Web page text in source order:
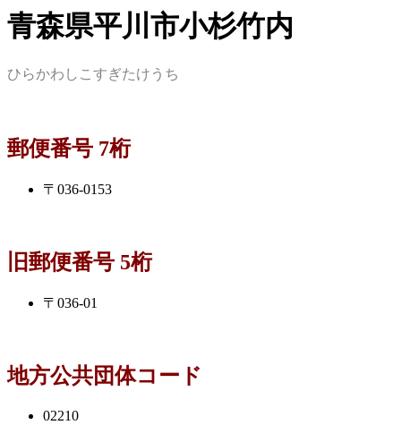
青森県平川市小杉竹内
ひらかわしこすぎたけうち
郵便番号 7桁
〒036-0153
旧郵便番号 5桁
〒036-01
地方公共団体コード
02210